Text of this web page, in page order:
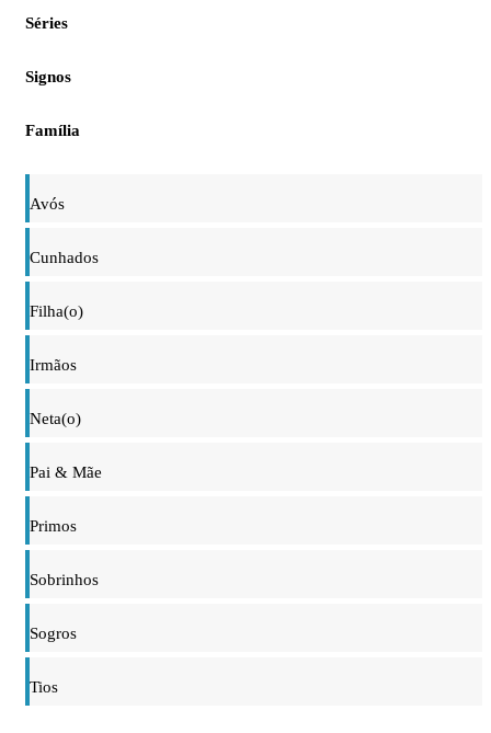
Séries
Signos
Família
Avós
Cunhados
Filha(o)
Irmãos
Neta(o)
Pai & Mãe
Primos
Sobrinhos
Sogros
Tios